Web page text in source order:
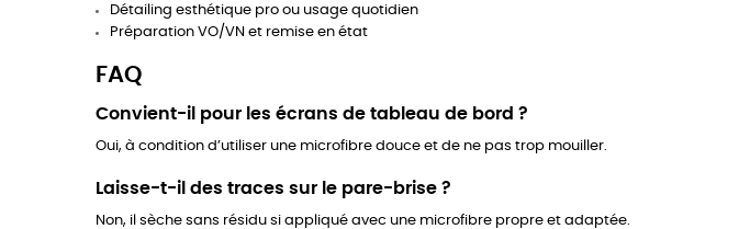
Détailing esthétique pro ou usage quotidien
Préparation VO/VN et remise en état
FAQ
Convient-il pour les écrans de tableau de bord ?
Oui, à condition d’utiliser une microfibre douce et de ne pas trop mouiller.
Laisse-t-il des traces sur le pare-brise ?
Non, il sèche sans résidu si appliqué avec une microfibre propre et adaptée.